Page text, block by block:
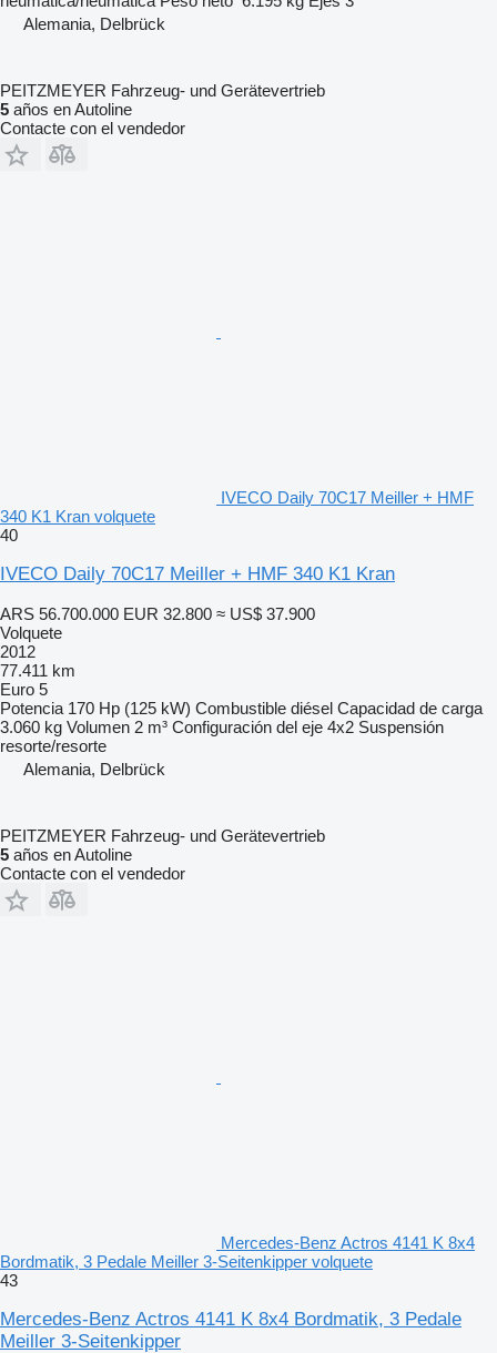
Alemania, Delbrück
PEITZMEYER Fahrzeug- und Gerätevertrieb
5 años en Autoline
Contacte con el vendedor
IVECO Daily 70C17 Meiller + HMF
340 K1 Kran volquete
40
IVECO Daily 70C17 Meiller + HMF 340 K1 Kran
ARS 56.700.000 EUR 32.800 ≈ US$ 37.900
Volquete
2012
77.411 km
Euro 5
Potencia 170 Hp (125 kW) Combustible diésel Capacidad de carga
3.060 kg Volumen 2 m³ Configuración del eje 4x2 Suspensión
resorte/resorte
Alemania, Delbrück
PEITZMEYER Fahrzeug- und Gerätevertrieb
5 años en Autoline
Contacte con el vendedor
Mercedes-Benz Actros 4141 K 8x4
Bordmatik, 3 Pedale Meiller 3-Seitenkipper volquete
43
Mercedes-Benz Actros 4141 K 8x4 Bordmatik, 3 Pedale
Meiller 3-Seitenkipper